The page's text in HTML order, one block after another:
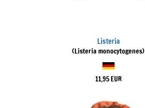
Listeria
(Listeria monocytogenes)
11,95 EUR